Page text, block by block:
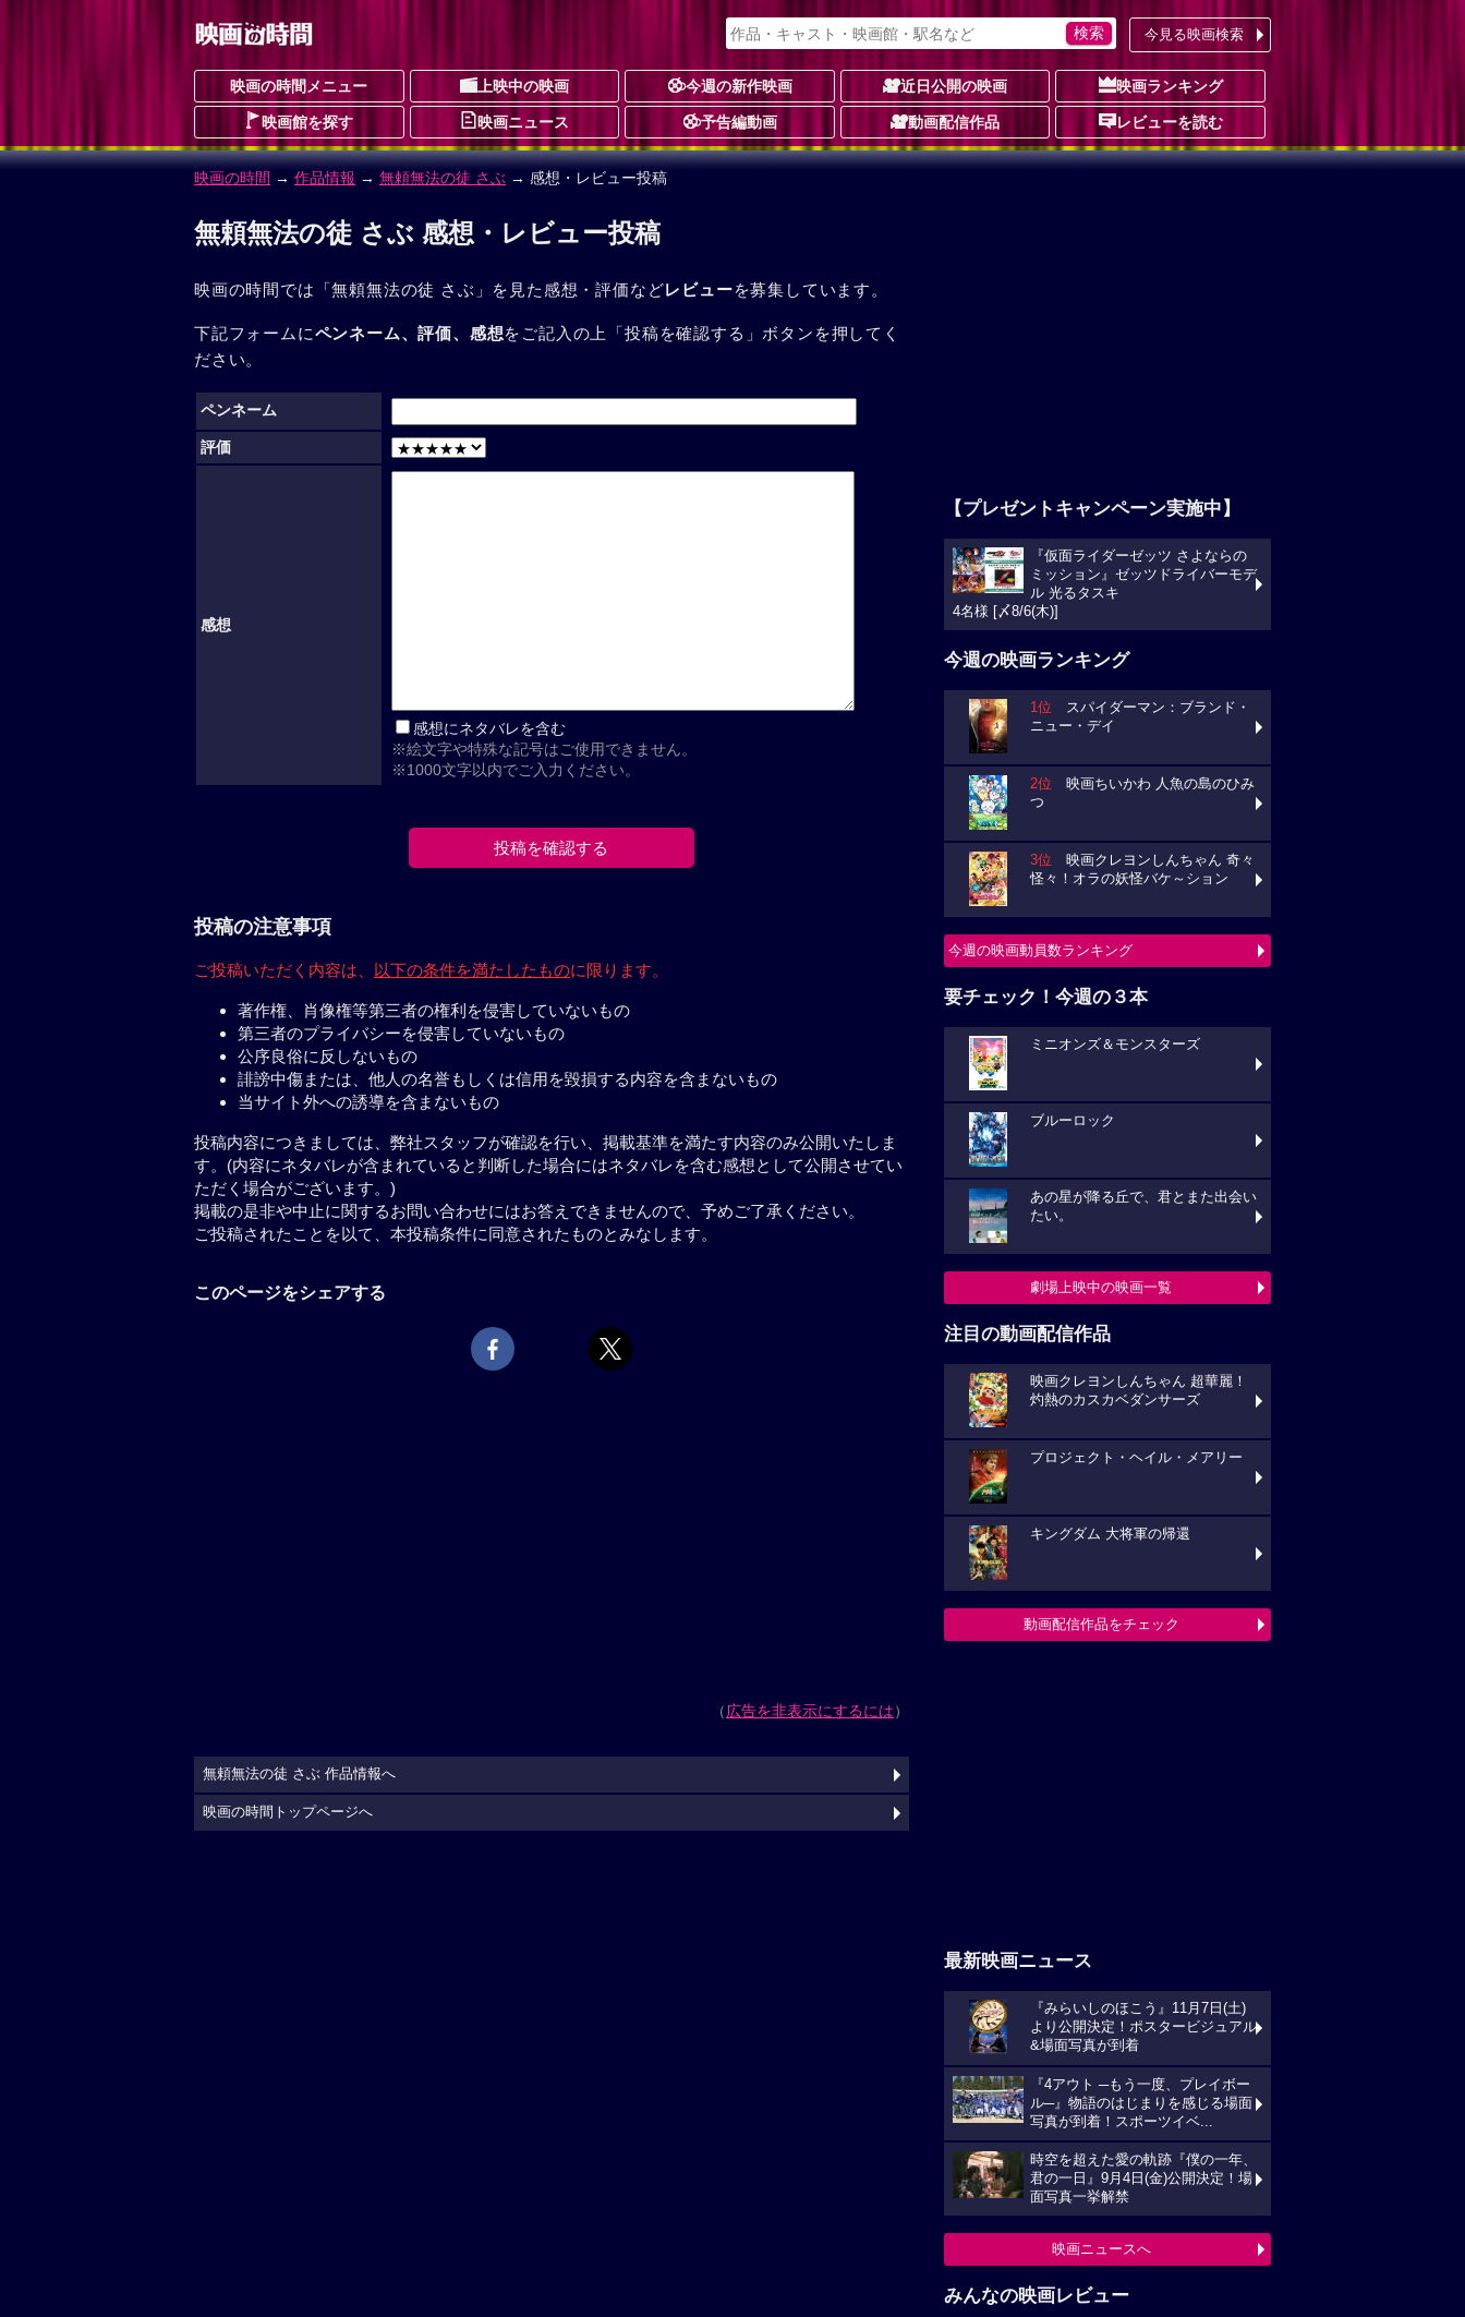
今見る映画検索
映画の時間メニュー 上映中の映画 今週の新作映画 近日公開の映画 映画ランキング
映画館を探す 映画ニュース 予告編動画 動画配信作品 レビューを読む
映画の時間 → 作品情報 → 無頼無法の徒 さぶ → 感想・レビュー投稿
無頼無法の徒 さぶ 感想・レビュー投稿
映画の時間では「無頼無法の徒 さぶ」を見た感想・評価などレビューを募集しています。
下記フォームにペンネーム、評価、感想をご記入の上「投稿を確認する」ボタンを押してく
ださい。
ペンネーム
評価
感想
感想にネタバレを含む
※絵文字や特殊な記号はご使用できません。
※1000文字以内でご入力ください。
投稿の注意事項
ご投稿いただく内容は、 以下の条件を満たしたものに限ります。
著作権、肖像権等第三者の権利を侵害していないもの
第三者のプライバシーを侵害していないもの
公序良俗に反しないもの
誹謗中傷または、他人の名誉もしくは信用を毀損する内容を含まないもの
当サイト外への誘導を含まないもの
投稿内容につきましては、弊社スタッフが確認を行い、掲載基準を満たす内容のみ公開いたしま
す。(内容にネタバレが含まれていると判断した場合にはネタバレを含む感想として公開させてい
ただく場合がございます。)
掲載の是非や中止に関するお問い合わせにはお答えできませんので、予めご了承ください。
ご投稿されたことを以て、本投稿条件に同意されたものとみなします。
このページをシェアする
（広告を非表示にするには）
【プレゼントキャンペーン実施中】
『仮面ライダーゼッツ さよならの
ミッション』ゼッツドライバーモデ
ル 光るタスキ
4名様 [〆8/6(木)]
今週の映画ランキング
1位 スパイダーマン：ブランド・
ニュー・デイ
2位 映画ちいかわ 人魚の島のひみ
つ
3位 映画クレヨンしんちゃん 奇々
怪々！オラの妖怪バケ～ション
今週の映画動員数ランキング
要チェック！今週の３本
ミニオンズ＆モンスターズ
ブルーロック
あの星が降る丘で、君とまた出会い
たい。
劇場上映中の映画一覧
注目の動画配信作品
映画クレヨンしんちゃん 超華麗！
灼熱のカスカベダンサーズ
プロジェクト・ヘイル・メアリー
キングダム 大将軍の帰還
動画配信作品をチェック
最新映画ニュース
『みらいしのほこう』11月7日(土)
より公開決定！ポスタービジュアル
&場面写真が到着
『4アウト ─もう一度、プレイボー
ル─』物語のはじまりを感じる場面
写真が到着！スポーツイベ...
時空を超えた愛の軌跡『僕の一年、
君の一日』9月4日(金)公開決定！場
面写真一挙解禁
映画ニュースへ
みんなの映画レビュー
無頼無法の徒 さぶ 作品情報へ
映画の時間トップページへ